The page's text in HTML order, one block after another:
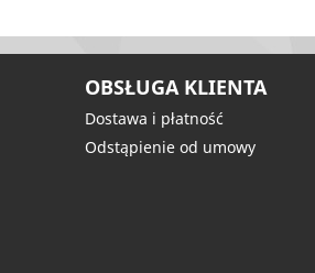
OBSŁUGA KLIENTA
Dostawa i płatność
Odstąpienie od umowy